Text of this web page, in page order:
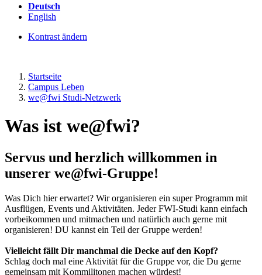
Deutsch
English
Kontrast ändern
Startseite
Campus Leben
we@fwi Studi-Netzwerk
Was ist we@fwi?
Servus und herzlich willkommen in
unserer we@fwi-Gruppe!
Was Dich hier erwartet? Wir organisieren ein super Programm mit
Ausflügen, Events und Aktivitäten. Jeder FWI-Studi kann einfach
vorbeikommen und mitmachen und natürlich auch gerne mit
organisieren! DU kannst ein Teil der Gruppe werden!
Vielleicht fällt Dir manchmal die Decke auf den Kopf?
Schlag doch mal eine Aktivität für die Gruppe vor, die Du gerne
gemeinsam mit Kommilitonen machen würdest!